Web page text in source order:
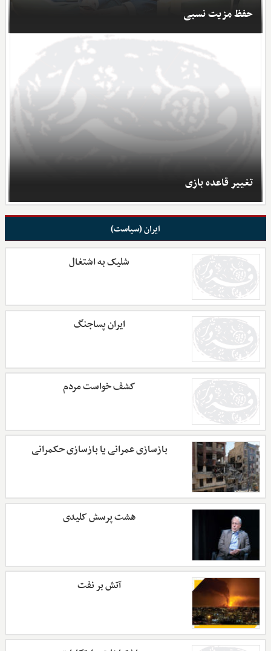
حفظ مزیت نسبی
تغییر قاعده بازی
ایران (سیاست)
شلیک به اشتغال
ایران پساجنگ
کشف خواست مردم
بازسازی عمرانی یا بازسازی حکمرانی
هشت پرسش کلیدی
آتش بر نفت